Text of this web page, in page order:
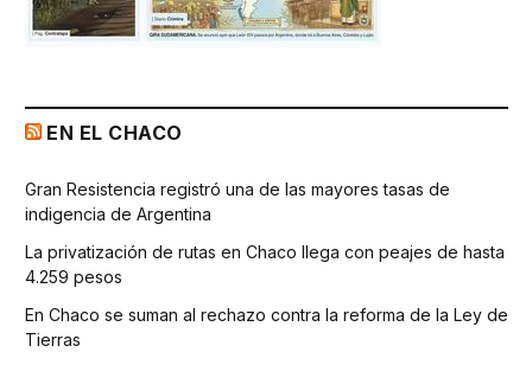
EN EL CHACO
Gran Resistencia registró una de las mayores tasas de
indigencia de Argentina
La privatización de rutas en Chaco llega con peajes de hasta
4.259 pesos
En Chaco se suman al rechazo contra la reforma de la Ley de
Tierras